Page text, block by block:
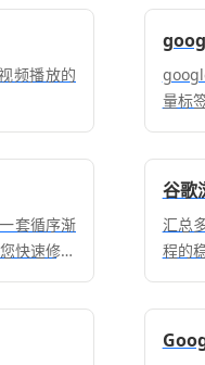
频播放的
量标
套循序渐
快速修复
谷歌
汇总
程的